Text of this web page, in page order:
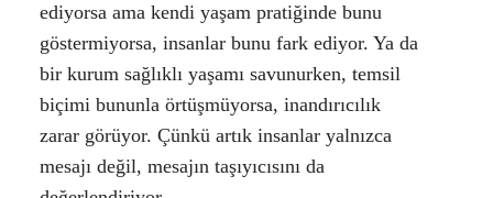
ediyorsa ama kendi yaşam pratiğinde bunu
göstermiyorsa, insanlar bunu fark ediyor. Ya da
bir kurum sağlıklı yaşamı savunurken, temsil
biçimi bununla örtüşmüyorsa, inandırıcılık
zarar görüyor. Çünkü artık insanlar yalnızca
mesajı değil, mesajın taşıyıcısını da